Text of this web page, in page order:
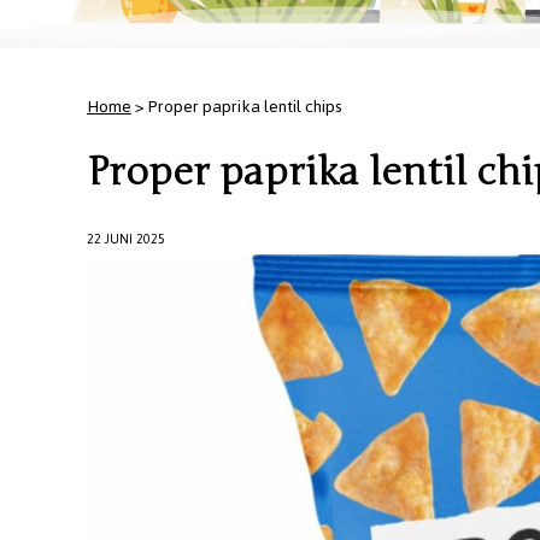
Home> Proper paprika lentil chips
Proper paprika lentil
22 JUNI 2025